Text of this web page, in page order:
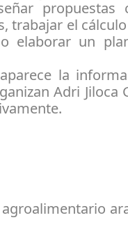
propuestas
trabajar el
elaborar un
la
Adri Jiloca